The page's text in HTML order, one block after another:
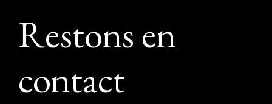
Footer
Restons en
contact